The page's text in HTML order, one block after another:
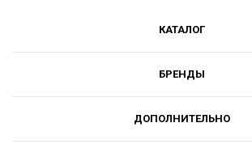
КАТАЛОГ
БРЕНДЫ
ДОПОЛНИТЕЛЬНО